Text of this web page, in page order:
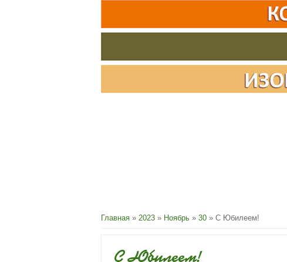
Главная » 2023 » Ноябрь » 30 » С Юбилеем!
С Юбилеем!